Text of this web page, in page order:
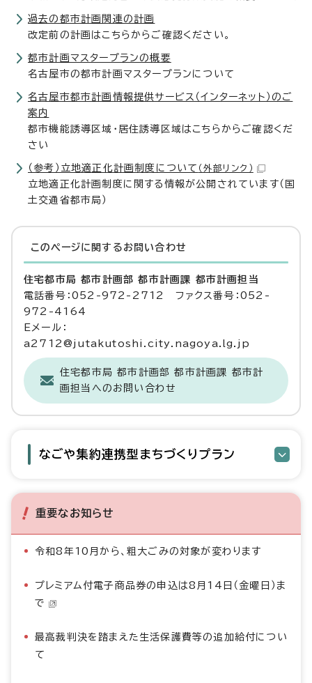
過去の都市計画関連の計画
改定前の計画はこちらからご確認ください。
都市計画マスタープランの概要
名古屋市の都市計画マスタープランについて
名古屋市都市計画情報提供サービス（インターネット）のご
案内
都市機能誘導区域・居住誘導区域はこちらからご確認くだ
さい
（参考）立地適正化計画制度について （外部リンク）
立地適正化計画制度に関する情報が公開されています（国
土交通省都市局）
このページに関する お問い合わせ
住宅都市局 都市計画部 都市計画課 都市計画担当
電話番号：052-972-2712 ファクス番号：052-
972-4164
Eメール：
a2712@jutakutoshi.city.nagoya.lg.jp
住宅都市局 都市計画部 都市計画課 都市計
画担当へのお問い合わせ
なごや集約連携型まちづくりプラン
重要なお知らせ
令和8年10月から、粗大ごみの対象が変わります
プレミアム付電子商品券の申込は8月14日（金曜日）ま
で
最高裁判決を踏まえた生活保護費等の追加給付につい
て